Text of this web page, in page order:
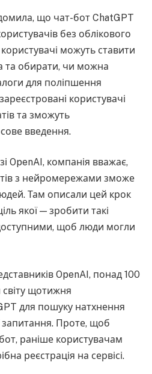
що чат-бот ChatGPT
без облікового
можуть ставити
та обирати, чи можна
для поліпшення
користувачі
та зможуть
введення.
OpenAI, компанія вважає,
з нейромережами зможе
Там описали цей крок
якої — зробити такі
щоб люди могли
OpenAI, понад 100
світу щотижня
для пошуку натхнення
запитання. Проте, щоб
раніше користувачам
реєстрація на сервісі.